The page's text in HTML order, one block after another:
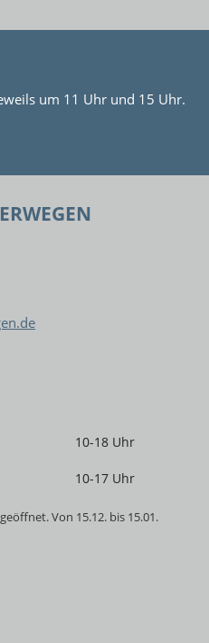
um 11 Uhr und 15 Uhr.
10-18 Uhr
10-17 Uhr
Von 15.12. bis 15.01.